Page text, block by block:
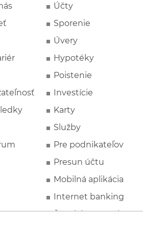
Účty
Sporenie
Úvery
Hypotéky
Poistenie
Investície
Karty
Služby
Pre podnikateľov
Presun účtu
Mobilná aplikácia
Internet banking
Špeciálne ponuky